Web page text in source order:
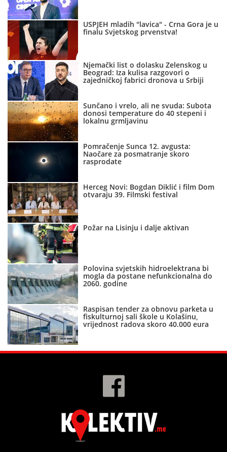
USPJEH mladih "lavica" - Crna Gora je u
finalu Svjetskog prvenstva!
Njemački list o dolasku Zelenskog u
Beograd: Iza kulisa razgovori o
zajedničkoj fabrici dronova u Srbiji
Sunčano i vrelo, ali ne svuda: Subota
donosi temperature do 40 stepeni i
lokalnu grmljavinu
Pomračenje Sunca 12. avgusta:
Naočare za posmatranje skoro
rasprodate
Herceg Novi: Bogdan Diklić i film Dom
otvaraju 39. Filmski festival
Požar na Lisinju i dalje aktivan
Polovina svjetskih hidroelektrana bi
mogla da postane nefunkcionalna do
2060. godine
Raspisan tender za obnovu parketa u
fiskulturnoj sali škole u Kolašinu,
vrijednost radova skoro 40.000 eura